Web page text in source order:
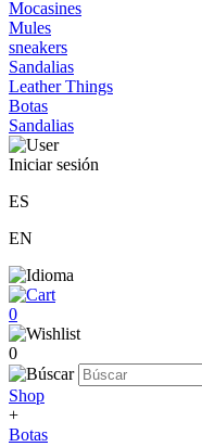
Mocasines
Mules
sneakers
Sandalias
Leather Things
Botas
Sandalias
Iniciar sesión
ES
EN
0
0
Shop
+
Botas